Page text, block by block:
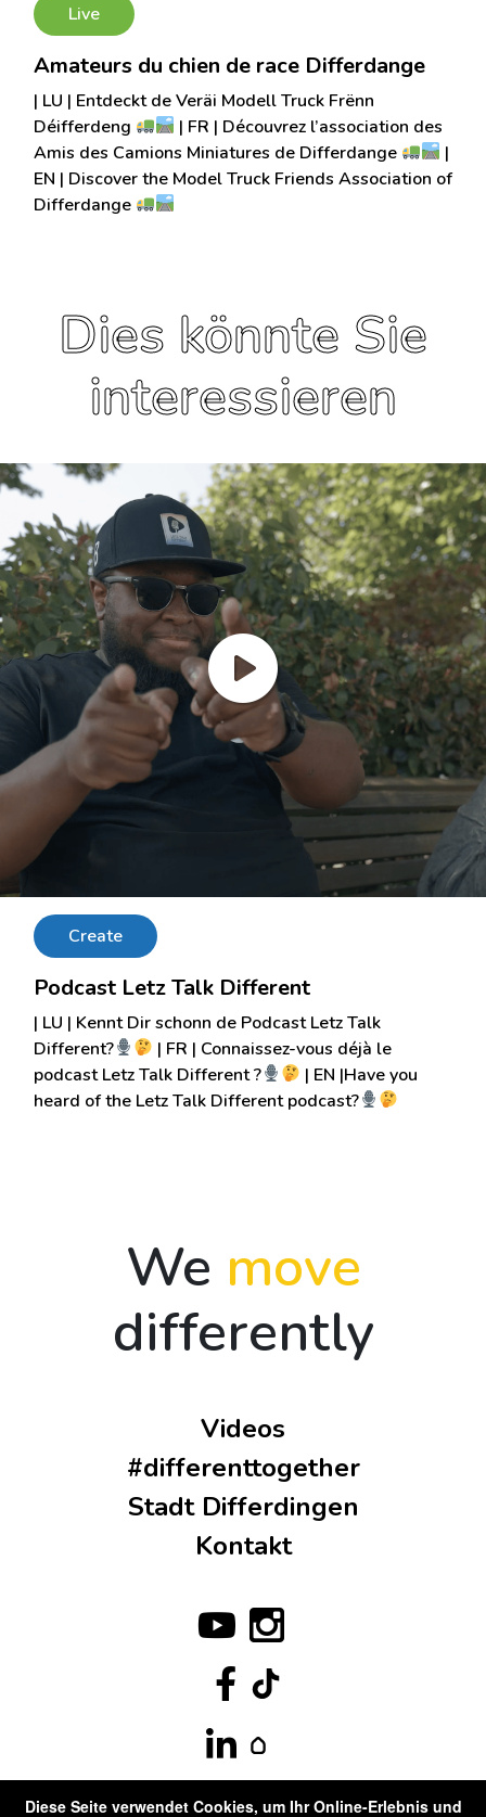
Live
Amateurs du chien de race Differdange
| LU | Entdeckt de Veräi Modell Truck Frënn
Déifferdeng
| FR | Découvrez l’association des
Amis des Camions Miniatures de Differdange
|
EN | Discover the Model Truck Friends Association of
Differdange
Dies könnte Sie
interessieren
Create
Podcast Letz Talk Different
| LU | Kennt Dir schonn de Podcast Letz Talk
Different?
| FR | Connaissez-vous déjà le
podcast Letz Talk Different ?
| EN |Have you
heard of the Letz Talk Different podcast?
We move
differently
Videos
#differenttogether
Stadt Differdingen
Kontakt
Diese Seite verwendet Cookies, um Ihr Online-Erlebnis und